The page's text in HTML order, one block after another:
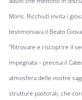
Mons. Ricchiuti invita i
testimoniava il Beato
“Ritrovare e riscoprire il
impegnata – precisa il
atmosfera delle nostre
strutture pastorali, che